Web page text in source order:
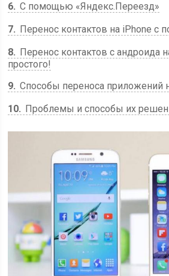
6 С помощью «Яндекс.Переезд»
7
Перенос контактов на iPhone c
8
Перенос контактов с андроида
простого!
9 Способы переноса приложений
10
Проблемы и способы их